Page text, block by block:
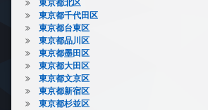
東京都北区
東京都千代田区
東京都台東区
東京都品川区
東京都墨田区
東京都大田区
東京都文京区
東京都新宿区
東京都杉並区